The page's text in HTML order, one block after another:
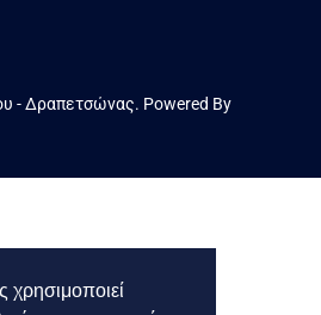
- Δραπετσώνας. Powered By
χρησιμοποιεί